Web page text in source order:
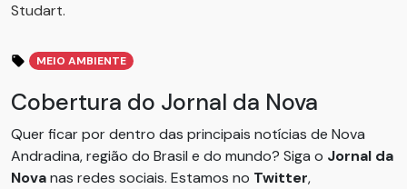
Studart.
MEIO AMBIENTE
Cobertura do Jornal da Nova
Quer ficar por dentro das principais notícias de Nova
Andradina, região do Brasil e do mundo? Siga o Jornal da
Novanas redes sociais. Estamos no Twitter,